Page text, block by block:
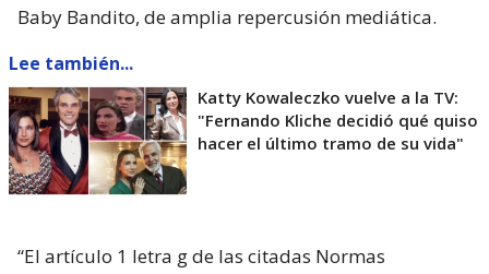
Baby Bandito, de amplia repercusión mediática.
Lee también...
Katty Kowaleczko vuelve a la TV:
"Fernando Kliche decidió qué quiso
hacer el último tramo de su vida"
“El artículo 1 letra g de las citadas Normas